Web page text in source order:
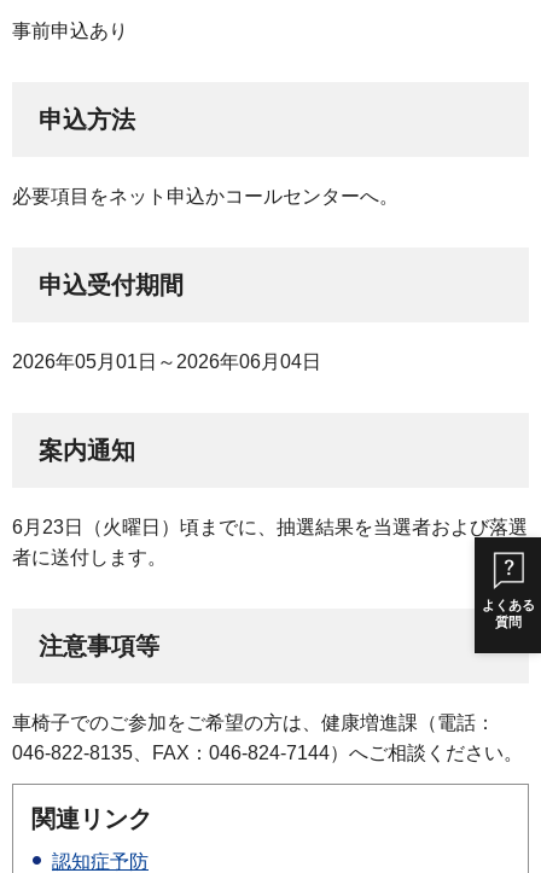
よくある
質問
事前申込あり
申込方法
必要項目をネット申込かコールセンターへ。
申込受付期間
2026年05月01日～2026年06月04日
案内通知
6月23日（火曜日）頃までに、抽選結果を当選者および落選
者に送付します。
注意事項等
車椅子でのご参加をご希望の方は、健康増進課（電話：
046-822-8135、FAX：046-824-7144）へご相談ください。
関連リンク
認知症予防